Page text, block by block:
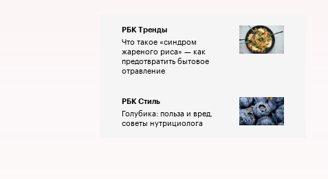
РБК Тренды
Что такое «синдром
жареного риса» — как
предотвратить бытовое
отравление
РБК Стиль
Голубика: польза и вред,
советы нутрициолога